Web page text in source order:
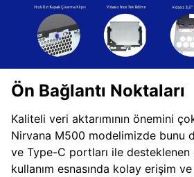
Ön Bağlantı Noktaları
Kaliteli veri aktarımının önemini
Nirvana M500 modelimizde bunu
ve Type-C portları ile
kullanım esnasında kolay erişim